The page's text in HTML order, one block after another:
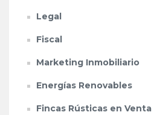
Legal
Fiscal
Marketing Inmobiliario
Energías Renovables
Fincas Rústicas en Venta